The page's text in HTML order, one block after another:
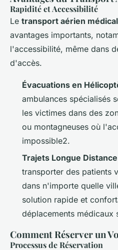
Rapidité et Accessibilité
Le transport aérien médical
avantages importants,
l'accessibilité, même dans
d'accès.
Évacuations en
ambulances spécialisés
les victimes dans des
ou montagneuses où
impossible2.
Trajets Longue Distance
transporter des patients
dans n'importe quelle
solution rapide et
déplacements médicaux
Comment Réserver un
Processus de Réservation